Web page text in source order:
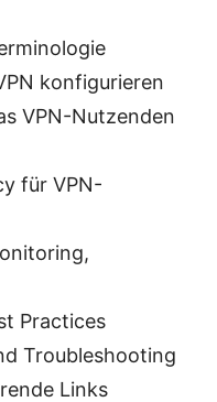
konfigurieren
VPN-Nutzenden
für VPN-
Practices
Troubleshooting
Links